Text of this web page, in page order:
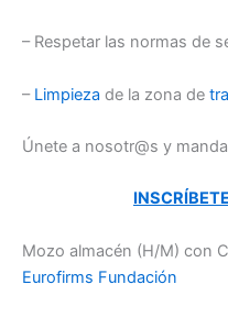
– Respetar las normas de
– Limpieza de la zona de
Únete a nosotr@s y
Mozo almacén (H/M) con
Eurofirms Fundación